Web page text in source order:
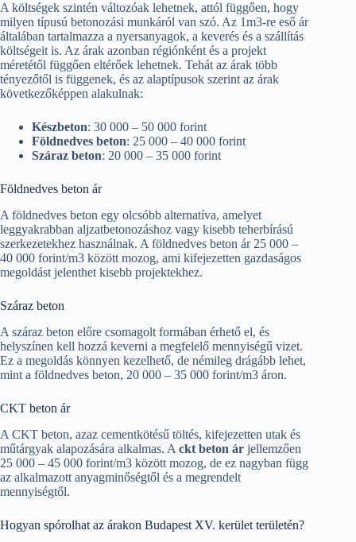
A költségek szintén változóak lehetnek, attól függően, hogy
milyen típusú betonozási munkáról van szó. Az 1m3-re eső ár
általában tartalmazza a nyersanyagok, a keverés és a szállítás
költségeit is. Az árak azonban régiónként és a projekt
méretétől függően eltérőek lehetnek. Tehát az árak több
tényezőtől is függenek, és az alaptípusok szerint az árak
következőképpen alakulnak:
Készbeton: 30 000 – 50 000 forint
Földnedves beton: 25 000 – 40 000 forint
Száraz beton: 20 000 – 35 000 forint
Földnedves beton ár
A földnedves beton egy olcsóbb alternatíva, amelyet
leggyakrabban aljzatbetonozáshoz vagy kisebb teherbírású
szerkezetekhez használnak. A földnedves beton ár 25 000 –
40 000 forint/m3 között mozog, ami kifejezetten gazdaságos
megoldást jelenthet kisebb projektekhez.
Száraz beton
A száraz beton előre csomagolt formában érhető el, és
helyszínen kell hozzá keverni a megfelelő mennyiségű vizet.
Ez a megoldás könnyen kezelhető, de némileg drágább lehet,
mint a földnedves beton, 20 000 – 35 000 forint/m3 áron.
CKT beton ár
A CKT beton, azaz cementkötésű töltés, kifejezetten utak és
műtárgyak alapozására alkalmas. A ckt beton ár jellemzően
25 000 – 45 000 forint/m3 között mozog, de ez nagyban függ
az alkalmazott anyagminőségtől és a megrendelt
mennyiségtől.
Hogyan spórolhat az árakon Budapest XV. kerület területén?